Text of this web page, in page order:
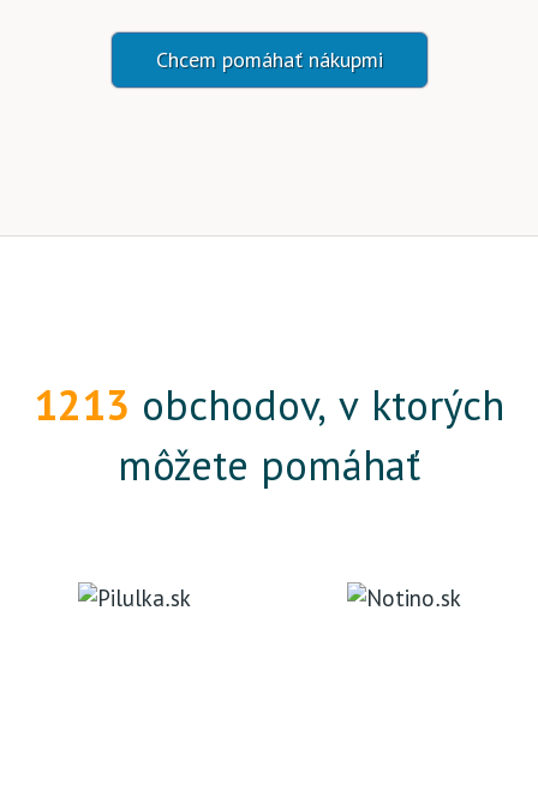
Chcem pomáhať nákupmi
1213 obchodov, v ktorých
môžete pomáhať